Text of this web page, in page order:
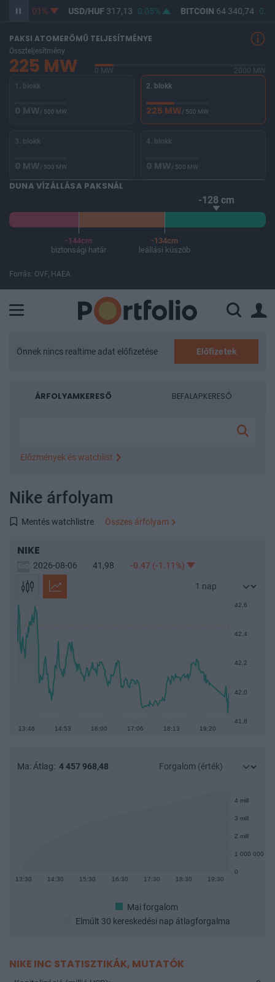
-0,01% USD/HUF 317,13 0,05% BITCOIN64 340,74 0,12%
PAKSI ATOMERŐMŰ TELJESÍTMÉNYE
Összteljesítmény
225 MW 0 MW
2000 MW
1. blokk
0 MW/ 500 MW
2. blokk
225 MW/ 500 MW
3. blokk
0 MW/ 500 MW
4. blokk
0 MW/ 500 MW
DUNA VÍZÁLLÁSA PAKSNÁL
-128 cm
-144cm
biztonsági határ
-134cm
leállási küszöb
Forrás: OVF, HAEA
Önnek nincs realtime adat előfizetése Előfizetek
ÁRFOLYAMKERESŐ BEFALAPKERESŐ
Előzmények és watchlist
Nike Inc
Népszerű árfolyamok
Coca-Cola Co
Nike Inc
Összes árfolyam
Watchlist
Ez a funkció ingyenes regisztráció után érhető el.
Bejelentkezés után ide mentheted el a gyakran használt
árfolyamokat és befektetési alapokat.
Bejelentkezés
Nike árfolyam
Mentés watchlistre Összes árfolyam
NIKE
2026-08-06 41,98 -0.47 (-1.11%)
13:46 14:53 16:00 17:06 18:13 19:20
41,8
42,0
42,2
42,4
42,6
Ma: Átlag: 4 457 968,48
13:30 14:30 15:30 16:30 17:30 18:30 19:30
0
1 000 000
2 mill
3 mill
4 mill
Mai forgalom
Elmúlt 30 kereskedési nap átlagforgalma
NIKE INC STATISZTIKÁK, MUTATÓK